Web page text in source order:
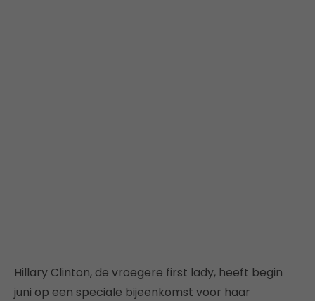
Hillary Clinton, de vroegere first lady, heeft begin
juni op een speciale bijeenkomst voor haar